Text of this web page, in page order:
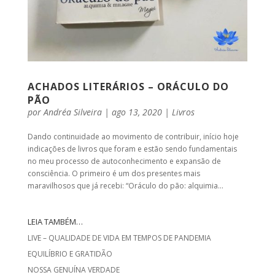
ACHADOS LITERÁRIOS – ORÁCULO DO
PÃO
por Andréa Silveira| ago 13, 2020| Livros
Dando continuidade ao movimento de contribuir, início hoje
indicações de livros que foram e estão sendo fundamentais
no meu processo de autoconhecimento e expansão de
consciência. O primeiro é um dos presentes mais
maravilhosos que já recebi: “Oráculo do pão: alquimia...
LEIA TAMBÉM…
LIVE – QUALIDADE DE VIDA EM TEMPOS DE PANDEMIA
EQUILÍBRIO E GRATIDÃO
NOSSA GENUÍNA VERDADE